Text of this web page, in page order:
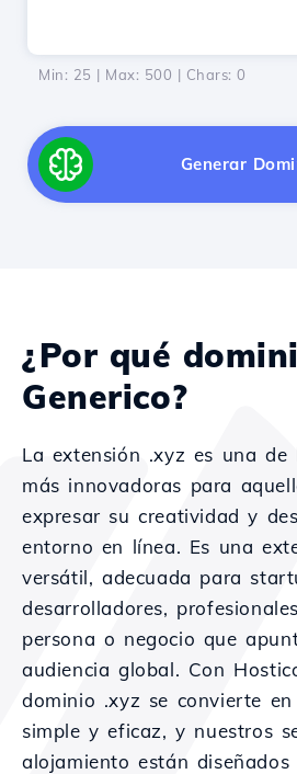
Min: 25 | Max: 500 | Chars: 0
Generar
¿Por qué
Generico?
La extensión .xyz es una de
más innovadoras para
expresar su creatividad y
entorno en línea. Es una
versátil, adecuada para
desarrolladores,
persona o negocio que
audiencia global. Con
dominio .xyz se convierte en
simple y eficaz, y nuestros
alojamiento están